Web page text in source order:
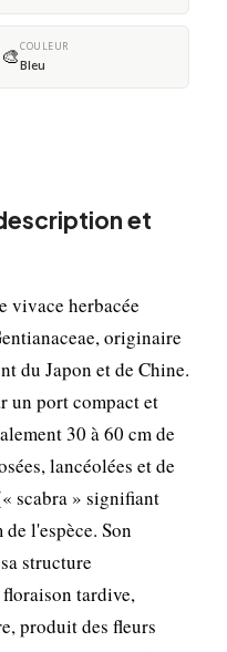
🎨COULEUR
Bleu
et
vivace herbacée
originaire
du Japon et de Chine.
un port compact et
30 à 60 cm de
lancéolées et de
scabra » signifiant
l'espèce. Son
structure
tardive,
produit des fleurs